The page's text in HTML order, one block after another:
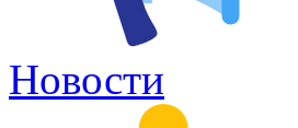
Новости